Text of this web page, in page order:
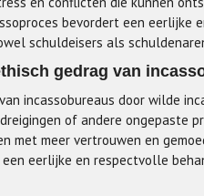
bevordert een eerlijke
schuldeisers als
gedrag van
incassobureaus door wilde
of andere ongepaste
met meer vertrouwen en
eerlijke en respectvolle